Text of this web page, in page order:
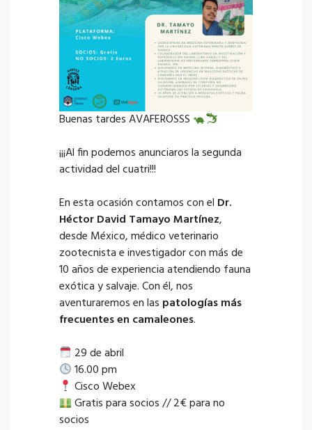
Buenas tardes AVAFEROSSS
¡¡¡Al fin podemos anunciaros la segunda
actividad del cuatri!!!
En esta ocasión contamos con el Dr.
Héctor David Tamayo Martínez,
desde México, médico veterinario
zootecnista e investigador con más de
10 años de experiencia atendiendo fauna
exótica y salvaje. Con él, nos
aventuraremos en las patologías más
frecuentes en camaleones.
29 de abril
16.00 pm
Cisco Webex
Gratis para socios // 2€ para no
socios